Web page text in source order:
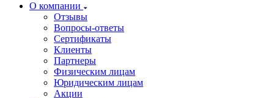
О компании
Отзывы
Вопросы-ответы
Сертификаты
Клиенты
Партнеры
Физическим лицам
Юридическим лицам
Акции